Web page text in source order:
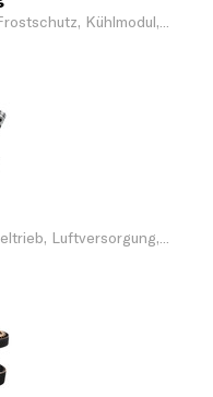
Kühlmodul,...
Luftversorgung,...